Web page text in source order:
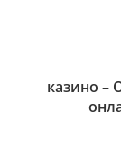
казино –